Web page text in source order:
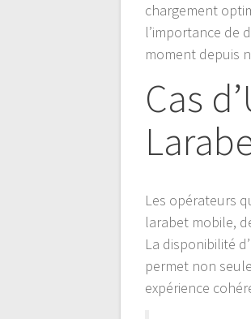
chargement
l’importance de
moment depuis
Cas
Les opérateurs
larabet mobile,
La disponibilité
permet non
expérience